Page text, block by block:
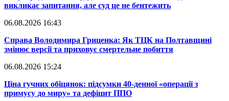
викликає запитання, але суд це не бентежить
06.08.2026 16:43
​Справа Володимира Гриценка: Як ТЦК на Полтавщині
змінює версії та приховує смертельне побиття
06.08.2026 15:24
​Ціна гучних обіцянок: підсумки 40-денної «операції з
примусу до миру» та дефіцит ППО